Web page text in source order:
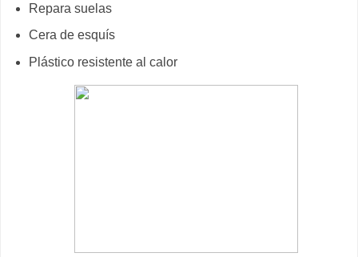
Repara suelas
Cera de esquís
Plástico resistente al calor